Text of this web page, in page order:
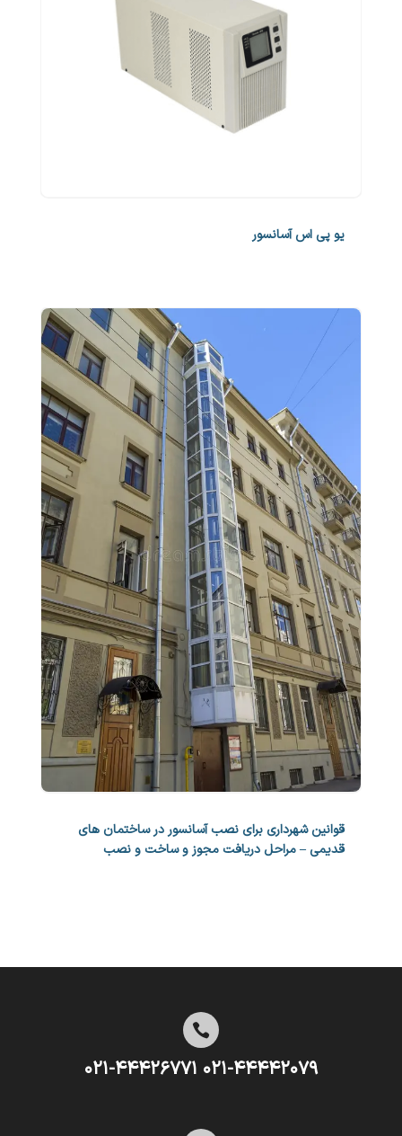
یو پی اس آسانسور
قوانین شهرداری برای نصب آسانسور در ساختمان های
قدیمی – مراحل دریافت مجوز و ساخت و نصب

۰۲۱-۴۴۴۴۲۰۷۹ ۰۲۱-۴۴۴۲۶۷۷۱